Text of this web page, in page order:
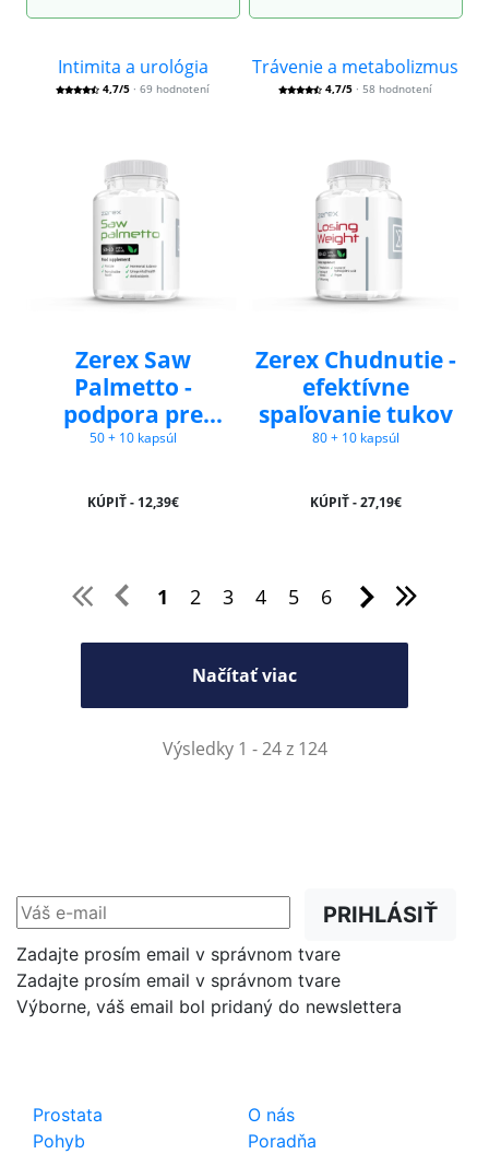
Intimita a urológia
4,7/5 · 69 hodnotení
Zerex Saw
Palmetto -
podpora pre
zdravie prostaty
50 + 10 kapsúl
KÚPIŤ - 12,39€
Trávenie a metabolizmus
4,7/5 · 58 hodnotení
Zerex Chudnutie -
efektívne
spaľovanie tukov
80 + 10 kapsúl
KÚPIŤ - 27,19€
1 2 3 4 5 6
Načítať viac
Výsledky 1 - 24 z 124
PRIHLÁSIŤ
Zadajte prosím email v správnom tvare
Zadajte prosím email v správnom tvare
Výborne, váš email bol pridaný do newslettera
Prostata
Pohyb
O nás
Poradňa